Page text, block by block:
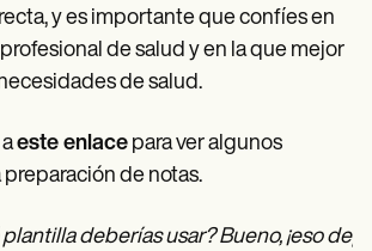
y es importante que confíes en
de salud y en la que mejor
de salud.
este enlace para ver algunos
preparación de notas.
deberías usar? Bueno, ¡eso